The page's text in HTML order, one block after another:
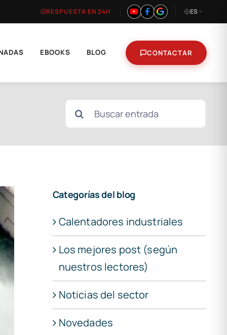
RESPUESTA EN 24H ES
EBOOKS BLOG CONTACTAR
Buscar:
Categorías del blog
Calentadores industriales
Los mejores post (según
nuestros lectores)
Noticias del sector
Novedades